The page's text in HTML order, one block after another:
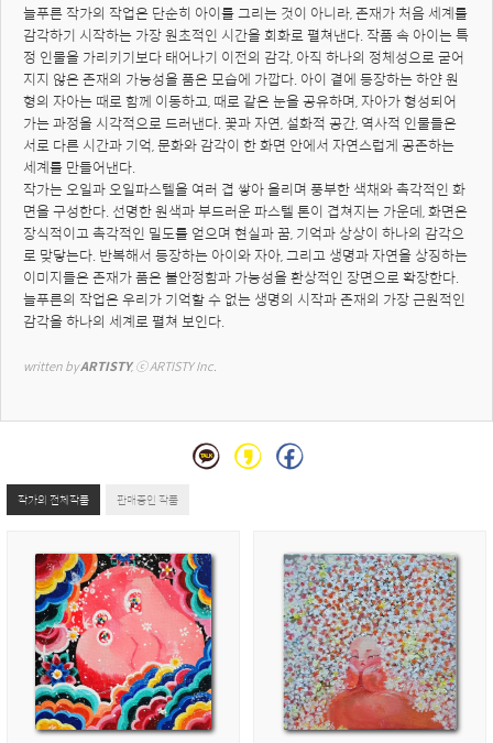
늘푸른 작가의 작업은 단순히 아이를 그리는 것이 아니라, 존재가 처음 세계를
감각하기 시작하는 가장 원초적인 시간을 회화로 펼쳐낸다. 작품 속 아이는 특
정 인물을 가리키기보다 태어나기 이전의 감각, 아직 하나의 정체성으로 굳어
지지 않은 존재의 가능성을 품은 모습에 가깝다. 아이 곁에 등장하는 하얀 원
형의 자아는 때로 함께 이동하고, 때로 같은 눈을 공유하며, 자아가 형성되어
가는 과정을 시각적으로 드러낸다. 꽃과 자연, 설화적 공간, 역사적 인물들은
서로 다른 시간과 기억, 문화와 감각이 한 화면 안에서 자연스럽게 공존하는
세계를 만들어낸다.
작가는 오일과 오일파스텔을 여러 겹 쌓아 올리며 풍부한 색채와 촉각적인 화
면을 구성한다. 선명한 원색과 부드러운 파스텔 톤이 겹쳐지는 가운데, 화면은
장식적이고 촉각적인 밀도를 얻으며 현실과 꿈, 기억과 상상이 하나의 감각으
로 맞닿는다. 반복해서 등장하는 아이와 자아, 그리고 생명과 자연을 상징하는
이미지들은 존재가 품은 불안정함과 가능성을 환상적인 장면으로 확장한다.
늘푸른의 작업은 우리가 기억할 수 없는 생명의 시작과 존재의 가장 근원적인
감각을 하나의 세계로 펼쳐 보인다.
written by ARTISTY, ⓒ ARTISTY Inc.
작가의 전체작품 판매중인 작품